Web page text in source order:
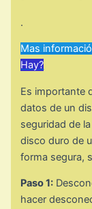
.
Mas
Hay?
Es importante
datos de un
seguridad de
disco duro de
forma segura,
Paso 1:
hacer